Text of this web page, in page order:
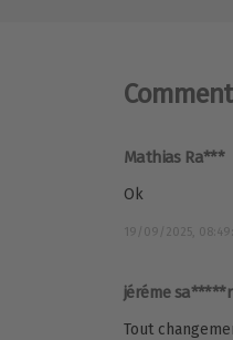
Mathias Ra***
Ok
19/09/2025,
jéréme sa*****r
Tout